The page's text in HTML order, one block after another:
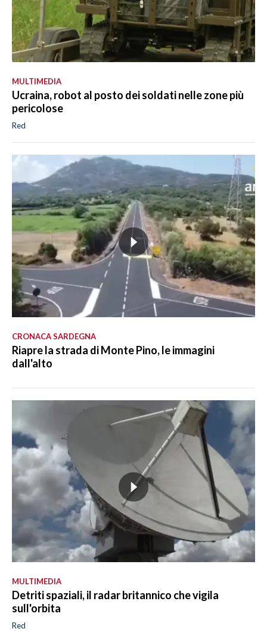
MULTIMEDIA
Ucraina, robot al posto dei soldati nelle zone più
pericolose
Red
CRONACA SARDEGNA
Riapre la strada di Monte Pino, le immagini
dall'alto
MULTIMEDIA
Detriti spaziali, il radar britannico che vigila
sull'orbita
Red